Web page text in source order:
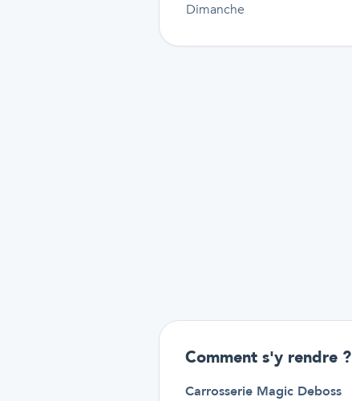
Dimanche
Comment s'y rendre ?
Carrosserie Magic Deboss